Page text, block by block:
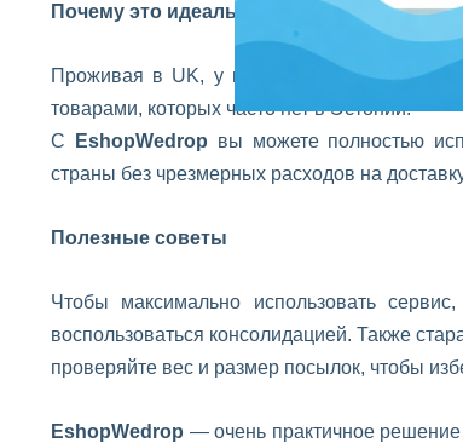
Почему это идеально для эстонцев вUK
Проживая в UK, у вас есть доступ к
товарами, которых часто нет в Эстонии.
С
EshopWedrop вы можете полностью
страны без чрезмерных расходов на
Полезные советы
Чтобы максимально использовать
воспользоваться консолидацией. Также
проверяйте вес и размер посылок, чтобы
EshopWedrop — очень практичное